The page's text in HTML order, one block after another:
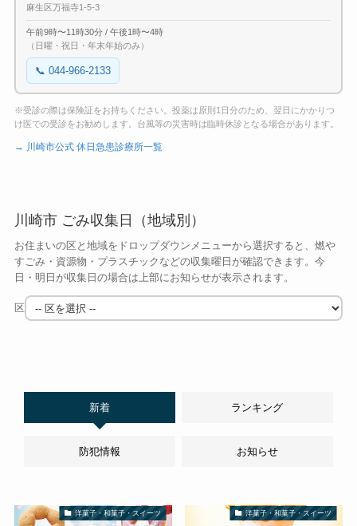
麻生区万福寺1-5-3
午前9時〜11時30分 / 午後1時〜4時
（日曜・祝日・年末年始のみ）
📞 044-966-2133
※受診の際は保険証をお持ちください。投薬は原則1日分のため、翌日にかかりつ
け医での受診をお勧めします。台風等の災害時は臨時休診となる場合があります。
→ 川崎市公式 休日急患診療所一覧
川崎市 ごみ収集日（地域別）
お住まいの区と地域をドロップダウンメニューから選択すると、燃や
すごみ・資源物・プラスチックなどの収集曜日が確認できます。今
日・明日が収集日の場合は上部にお知らせが表示されます。
区
新着 ランキング
防犯情報 お知らせ
洋菓子・和菓子・スイーツ 洋菓子・和菓子・スイーツ